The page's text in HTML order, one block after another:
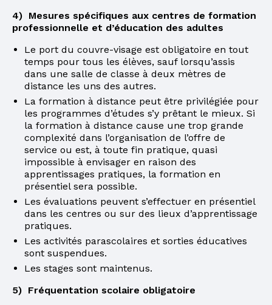
4) Mesures spécifiques aux centres de formation
professionnelle et d’éducation des adultes
Le port du couvre-visage est obligatoire en tout
temps pour tous les élèves, sauf lorsqu’assis
dans une salle de classe à deux mètres de
distance les uns des autres.
La formation à distance peut être privilégiée pour
les programmes d’études s’y prêtant le mieux. Si
la formation à distance cause une trop grande
complexité dans l’organisation de l’offre de
service ou est, à toute fin pratique, quasi
impossible à envisager en raison des
apprentissages pratiques, la formation en
présentiel sera possible.
Les évaluations peuvent s’effectuer en présentiel
dans les centres ou sur des lieux d’apprentissage
pratiques.
Les activités parascolaires et sorties éducatives
sont suspendues.
Les stages sont maintenus.
5) Fréquentation scolaire obligatoire